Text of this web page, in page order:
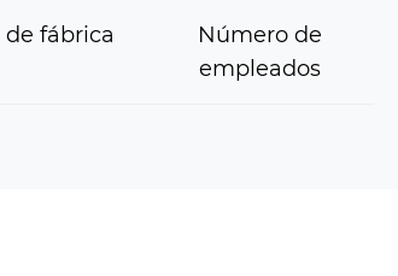
de fábrica
Número de
empleados